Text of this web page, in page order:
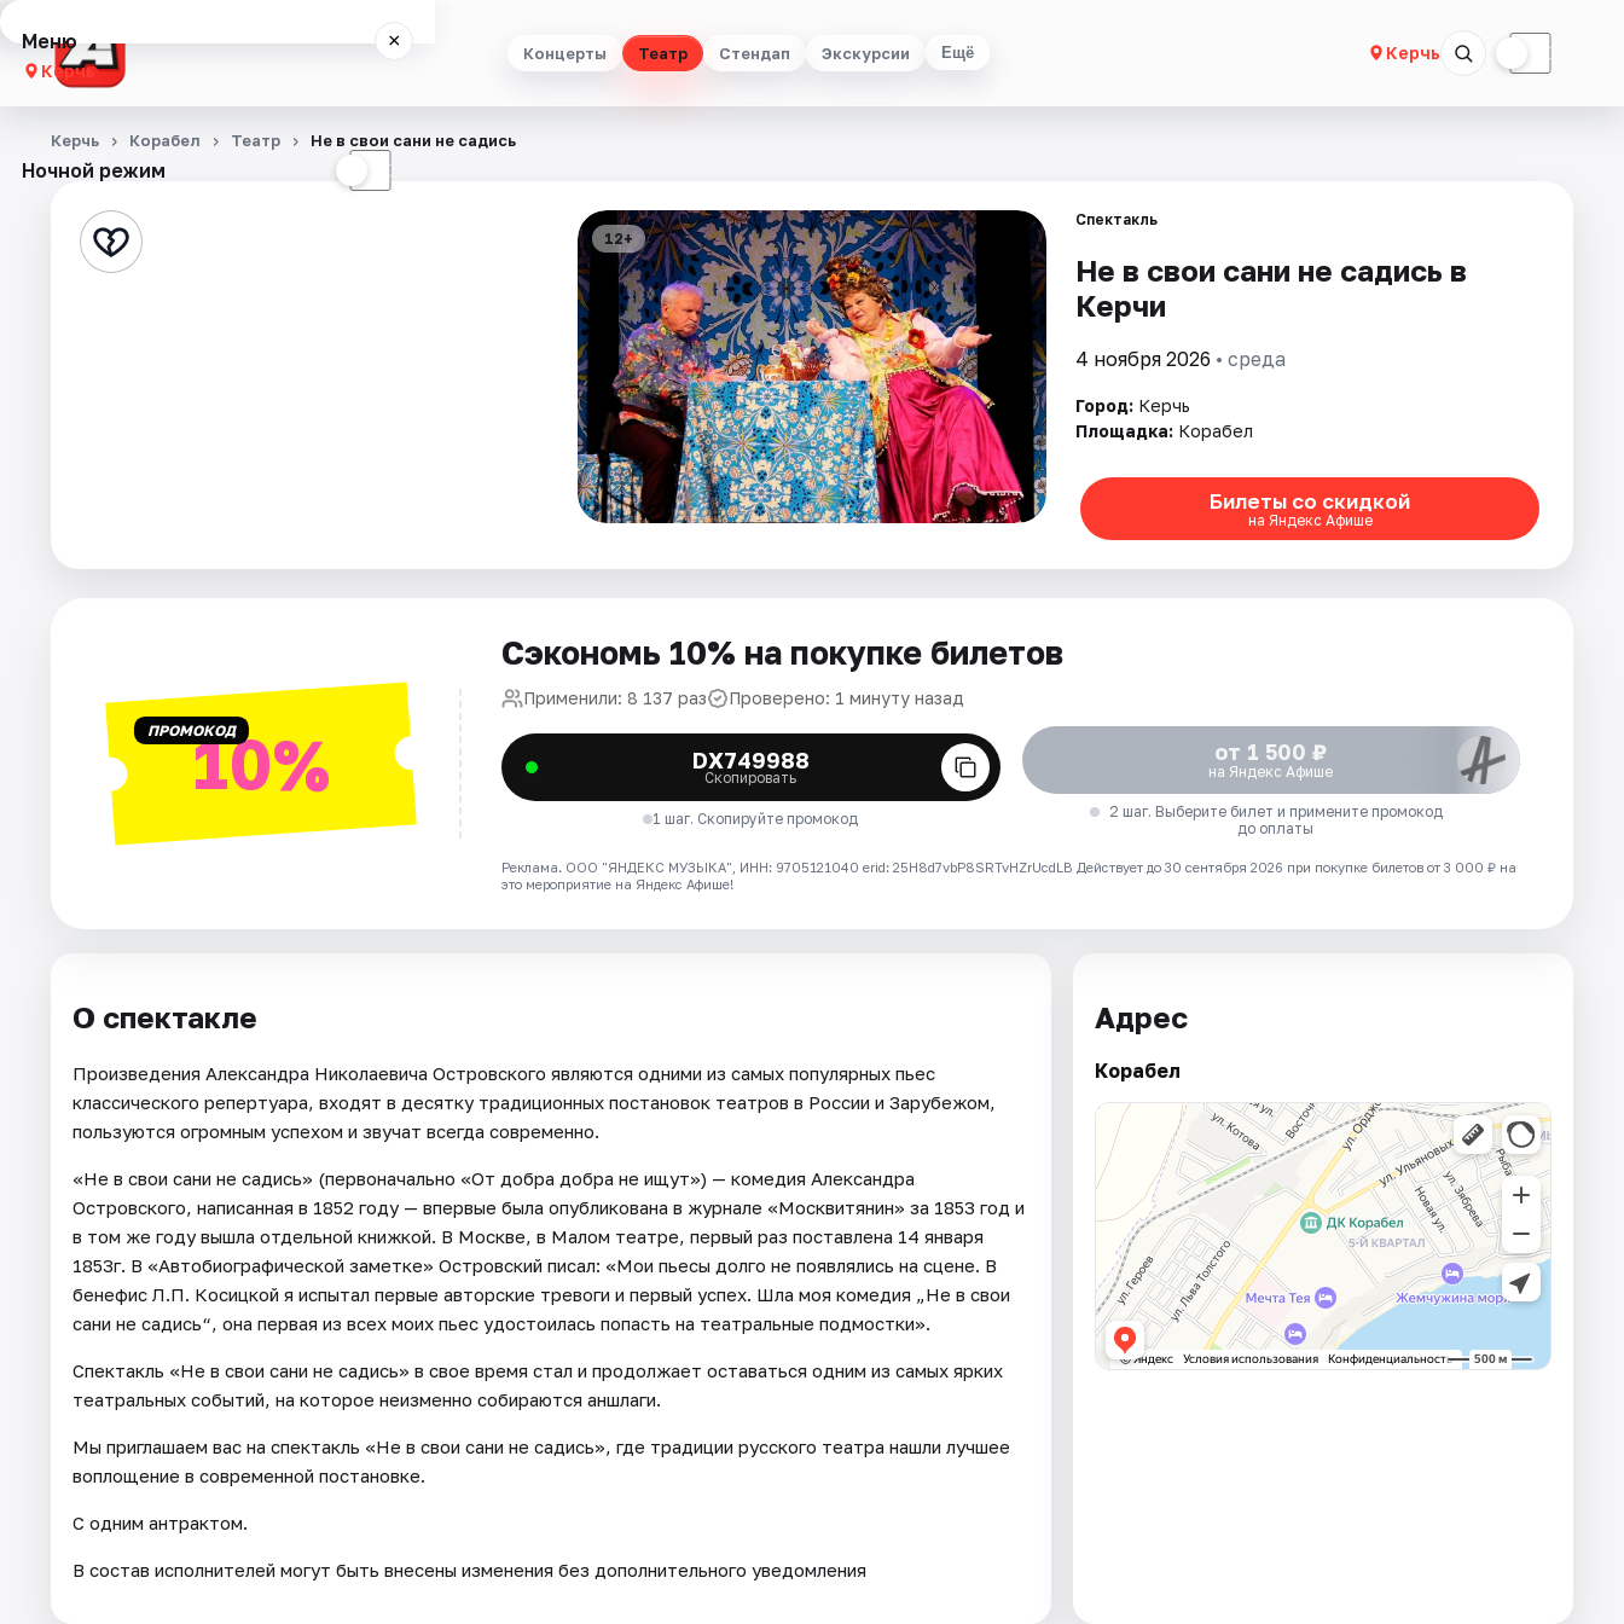
Концерты Театр Стендап Экскурсии Ещё Керчь ☾
Меню ×
Керчь
Концерты
Стендап
Ночной режим ☾
Керчь Корабел Театр Не в свои сани не садись
12+
Спектакль
Не в свои сани не садись в
Керчи
4 ноября 2026 • среда
Город: Керчь
Площадка: Корабел
Билеты со скидкой
на Яндекс Афише
ПРОМОКОД10%
Сэкономь 10% на покупке билетов
Применили: 8 137 раз Проверено: 1 минуту назад
DX749988
Скопировать
1 шаг. Скопируйте промокод
от 1 500 ₽
на Яндекс Афише
2 шаг. Выберите билет и примените промокод
до оплаты
Реклама. ООО "ЯНДЕКС МУЗЫКА", ИНН: 9705121040 erid: 25H8d7vbP8SRTvHZrUcdLB Действует до 30 сентября 2026 при покупке билетов от 3 000 ₽ на
это мероприятие на Яндекс Афише!
О спектакле
Произведения Александра Николаевича Островского являются одними из самых популярных пьес
классического репертуара, входят в десятку традиционных постановок театров в России и Зарубежом,
пользуются огромным успехом и звучат всегда современно.
«Не в свои сани не садись» (первоначально «От добра добра не ищут») — комедия Александра
Островского, написанная в 1852 году — впервые была опубликована в журнале «Москвитянин» за 1853 год и
в том же году вышла отдельной книжкой. В Москве, в Малом театре, первый раз поставлена 14 января
1853г. В «Автобиографической заметке» Островский писал: «Мои пьесы долго не появлялись на сцене. В
бенефис Л.П. Косицкой я испытал первые авторские тревоги и первый успех. Шла моя комедия „Не в свои
сани не садись“, она первая из всех моих пьес удостоилась попасть на театральные подмостки».
Спектакль «Не в свои сани не садись» в свое время стал и продолжает оставаться одним из самых ярких
театральных событий, на которое неизменно собираются аншлаги.
Мы приглашаем вас на спектакль «Не в свои сани не садись», где традиции русского театра нашли лучшее
воплощение в современной постановке.
С одним антрактом.
В состав исполнителей могут быть внесены изменения без дополнительного уведомления
Адрес
Корабел